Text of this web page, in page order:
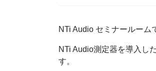
NTi Audio セミナールーム
NTi Audio測定器を導入し
す。